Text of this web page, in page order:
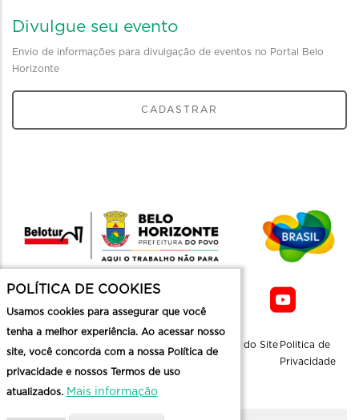
Divulgue seu evento
Envio de informações para divulgação de eventos no Portal Belo
Horizonte
CADASTRAR
Sobre a
Contato
Informaçoes
Mapa do Site Politica de
Privacidade
POLÍTICA DE COOKIES
Usamos cookies para assegurar que você
tenha a melhor experiência. Ao acessar nosso
site, você concorda com a nossa Política de
privacidade e nossos Termos de uso
atualizados. Mais informação